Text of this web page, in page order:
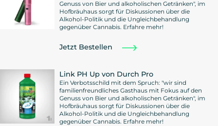
Genuss von Bier und alkoholischen Getränken", im
Hofbräuhaus sorgt für Diskussionen über die
Alkohol-Politik und die Ungleichbehandlung
gegenüber Cannabis. Erfahre mehr!
Jetzt Bestellen
Link PH Up von Durch Pro
Ein Verbotsschild mit dem Spruch: "wir sind
familienfreundliches Gasthaus mit Fokus auf den
Genuss von Bier und alkoholischen Getränken", im
Hofbräuhaus sorgt für Diskussionen über die
Alkohol-Politik und die Ungleichbehandlung
gegenüber Cannabis. Erfahre mehr!